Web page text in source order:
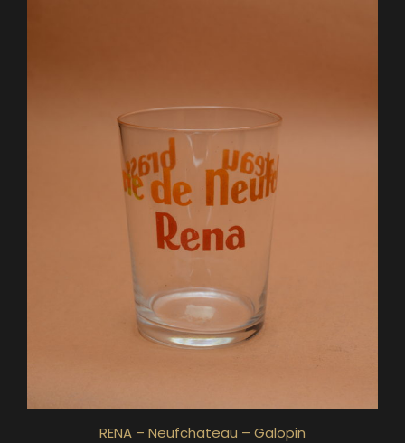
RENA – Neufchateau – Galopin